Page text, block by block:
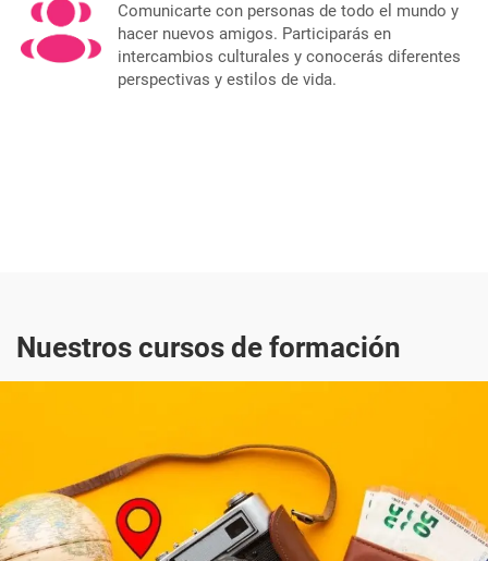
Comunicarte con personas de todo el mundo y
hacer nuevos amigos. Participarás en
intercambios culturales y conocerás diferentes
perspectivas y estilos de vida.
Nuestros cursos de formación